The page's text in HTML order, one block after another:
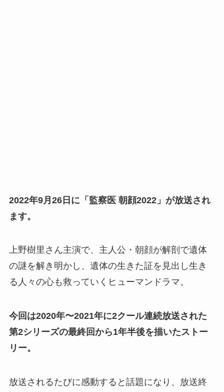
2022年9月26日に「監察医 朝顔2022」が放送され
ます。
上野樹里さん主演で、主人公・朝顔が解剖で遺体
の謎を解き明かし、遺体の生きた証を見出し生き
る人々の心も救っていくヒューマンドラマ。
今回は2020年〜2021年に2クール連続放送された
第2シリーズの最終回から1年半後を描いたストー
リー。
放送されるたびに感動すると話題になり、放送終